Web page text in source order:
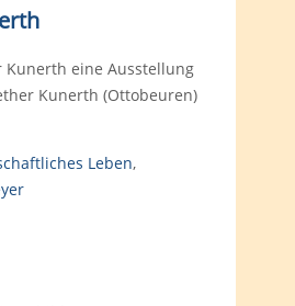
Kunerth eine Ausstellung
Kunerth (Ottobeuren)
Leben,